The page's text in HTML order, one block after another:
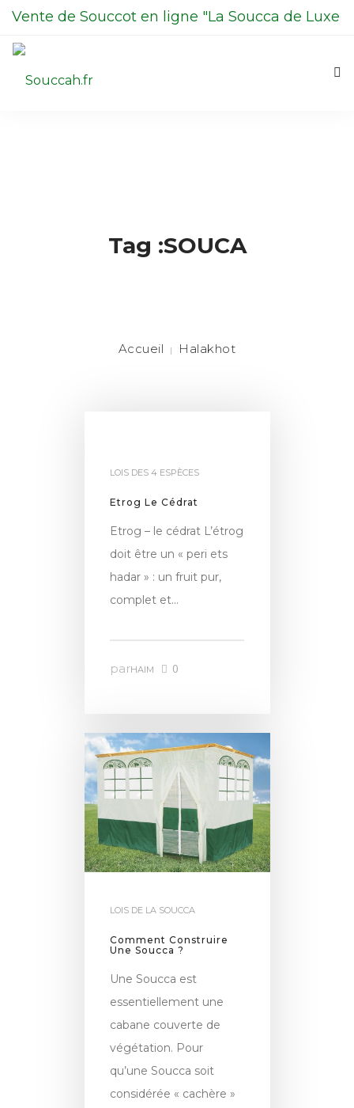
Vente de Souccot en ligne "La Soucca de Luxe
en Kit"
06 98 13 70 00
La Centrale du EtrogTag :SOUCA
Accueil Halakhot
LOIS DES 4 ESPÈCES
Etrog Le Cédrat
Etrog – le cédrat L’étrog
doit être un « peri ets
hadar » : un fruit pur,
complet et…
parHAIM 0
LOIS DE LA SOUCCA
Comment Construire
Une Soucca ?
Une Soucca est
essentiellement une
cabane couverte de
végétation. Pour
qu’une Soucca soit
considérée « cachère »